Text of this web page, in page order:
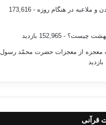
و ملاعبه در هنگام روزه
- 173,616
چیست؟ - 152,965 بازدید
از معجزات حضرت محمّد رسول
قرآنی